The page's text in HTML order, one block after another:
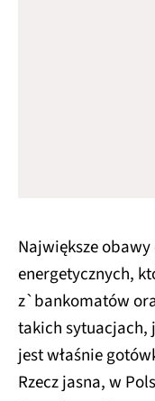
Największe
energetycznych,
z`bankomatów
takich sytuacjach,
jest właśnie
Rzecz jasna, w